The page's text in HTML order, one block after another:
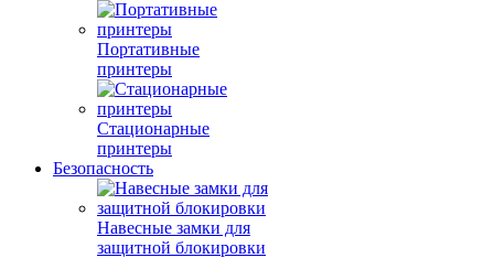
Портативные
принтеры
Стационарные
принтеры
Безопасность
Навесные замки для
защитной блокировки